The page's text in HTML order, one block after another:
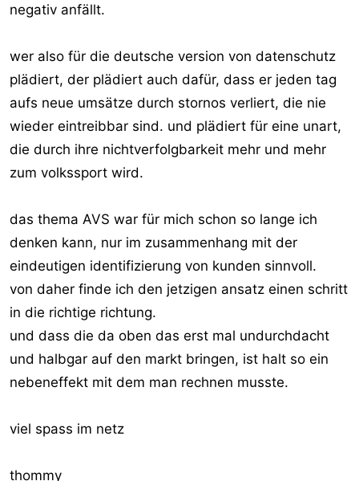
negativ anfällt.
wer also für die deutsche version von datenschutz
plädiert, der plädiert auch dafür, dass er jeden tag
aufs neue umsätze durch stornos verliert, die nie
wieder eintreibbar sind. und plädiert für eine unart,
die durch ihre nichtverfolgbarkeit mehr und mehr
zum volkssport wird.
das thema AVS war für mich schon so lange ich
denken kann, nur im zusammenhang mit der
eindeutigen identifizierung von kunden sinnvoll.
von daher finde ich den jetzigen ansatz einen schritt
in die richtige richtung.
und dass die da oben das erst mal undurchdacht
und halbgar auf den markt bringen, ist halt so ein
nebeneffekt mit dem man rechnen musste.
viel spass im netz
thommy